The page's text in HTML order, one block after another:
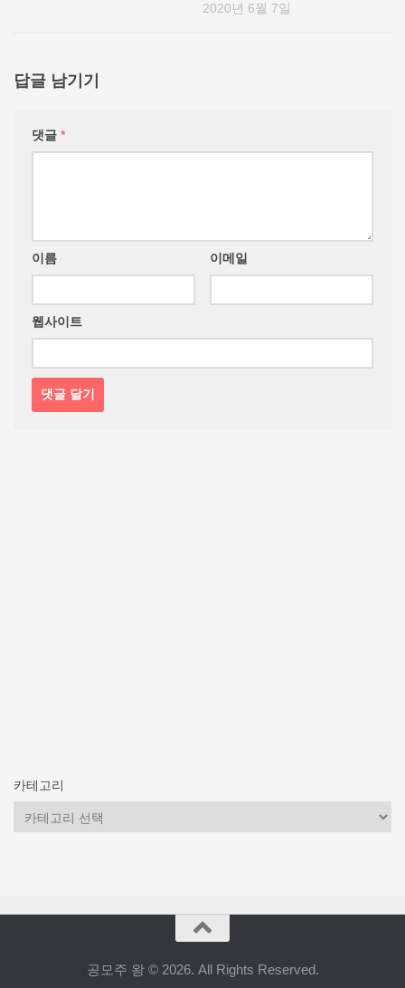
2020년 6월 7일
답글 남기기
댓글 *
이름 이메일
웹사이트
카테고리
카
테
공모주 왕 © 2026. All Rights Reserved.